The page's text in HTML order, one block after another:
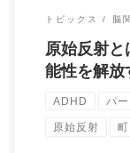
トピックス 脳
原始反射と
能性を解放
ADHD パ
原始反射 町